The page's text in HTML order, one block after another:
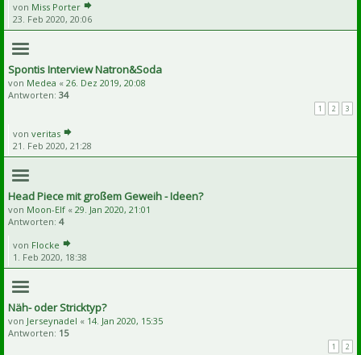
von Miss Porter
23. Feb 2020, 20:06
Spontis Interview Natron&Soda
von Medea « 26. Dez 2019, 20:08
Antworten: 34
1 2 3
von veritas
21. Feb 2020, 21:28
Head Piece mit großem Geweih - Ideen?
von Moon-Elf « 29. Jan 2020, 21:01
Antworten: 4
von Flocke
1. Feb 2020, 18:38
Näh- oder Stricktyp?
von Jerseynadel « 14. Jan 2020, 15:35
Antworten: 15
1 2